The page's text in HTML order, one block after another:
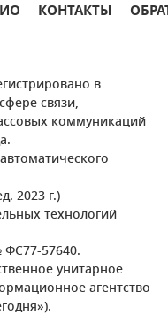
КОНТАКТЫ
в
связи,
коммуникаций
2023 г.)
технологий
ФС77-57640.
унитарное
агентство